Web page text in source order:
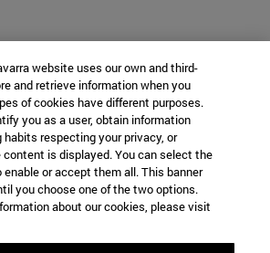
website uses our own and third-
and retrieve information when you
of cookies have different purposes.
you as a user, obtain information
habits respecting your privacy, or
is displayed. You can select the
or accept them all. This banner
you choose one of the two options.
about our cookies, please visit